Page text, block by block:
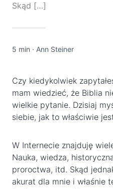
Skąd […]
5 min · Ann Steiner
Czy kiedykolwiek
mam wiedzieć, że Biblia
wielkie pytanie. Dzisiaj
siebie, jak to właściwie
W Internecie znajduję
Nauka, wiedza,
proroctwa, itd. Skąd
akurat dla mnie i właśnie